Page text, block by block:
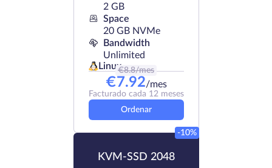
2 GB
Space
20 GB NVMe
Bandwidth
Unlimited
Linux€8.8/mes
€7.92/mes
Facturado cada 12 meses
Ordenar
KVM-SSD 2048
-10%